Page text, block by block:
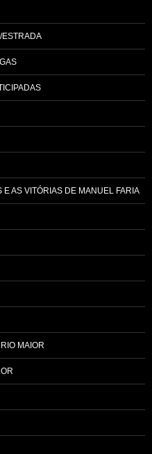
ESTRADA
AS VITÓRIAS DE MANUEL FARIA
MAIOR